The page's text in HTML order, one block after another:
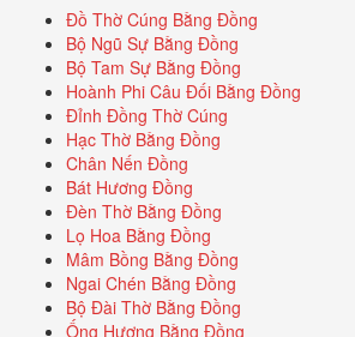
Đồ Thờ Cúng Bằng Đồng
Bộ Ngũ Sự Bằng Đồng
Bộ Tam Sự Bằng Đồng
Hoành Phi Câu Đối Bằng Đồng
Đỉnh Đồng Thờ Cúng
Hạc Thờ Bằng Đồng
Chân Nến Đồng
Bát Hương Đồng
Đèn Thờ Bằng Đồng
Lọ Hoa Bằng Đồng
Mâm Bồng Bằng Đồng
Ngai Chén Bằng Đồng
Bộ Đài Thờ Bằng Đồng
Ống Hương Bằng Đồng